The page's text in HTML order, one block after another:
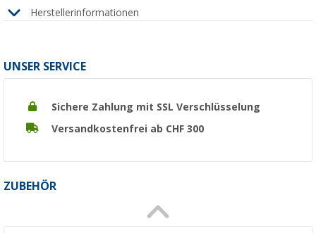
Herstellerinformationen
UNSER SERVICE
Sichere Zahlung mit SSL Verschlüsselung
Versandkostenfrei ab CHF 300
ZUBEHÖR